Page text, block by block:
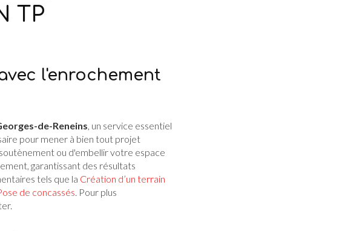
TP
l'enrochement
de-Reneins, un service essentiel
pour mener à bien tout projet
ou d'embellir votre espace
garantissant des résultats
tels que la Création d’un terrain
de concassés. Pour plus